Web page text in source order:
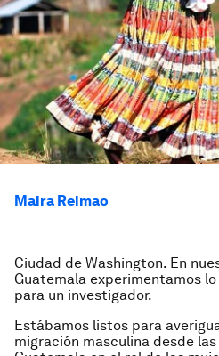
Maira Reimao
Ciudad de Washington. En
Guatemala experimentamos
para un investigador.
Estábamos listos para
migración masculina desde